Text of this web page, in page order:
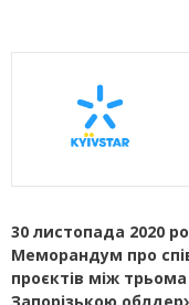
30 листопада 2020
Меморандум про
проєктів між